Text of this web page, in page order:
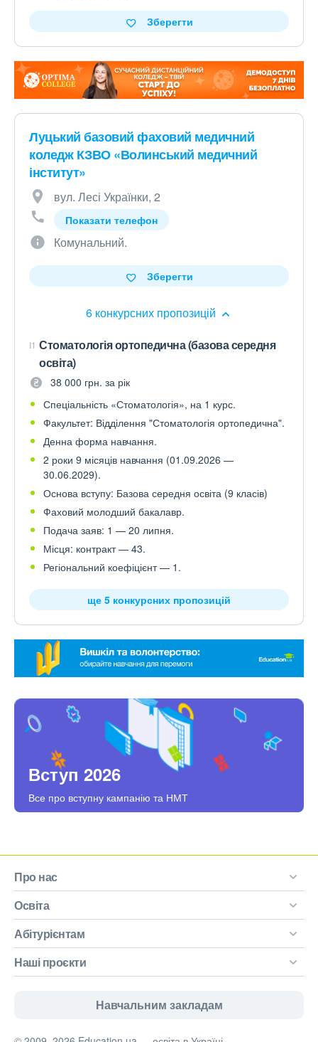
Зберегти
Луцький базовий фаховий медичний
коледж КЗВО «Волинський медичний
інститут»
вул. Лесі Українки, 2
Показати телефон
Комунальний.
6 конкурсних пропозицій
Зберегти
I1 Стоматологія ортопедична (базова середня
освіта)
38 000 грн. за рік
Спеціальність «Стоматологія», на 1 курс.
Факультет: Відділення "Стоматологія ортопедична".
Денна форма навчання.
2 роки 9 місяців навчання (01.09.2026 —
30.06.2029).
Основа вступу: Базова середня освіта (9 класів)
Фаховий молодший бакалавр.
Подача заяв: 1 — 20 липня.
Місця: контракт — 43.
Регіональний коефіцієнт — 1.
ще 5 конкурсних пропозицій
Вступ 2026
Все про вступну кампанію та НМТ
Про нас
Освіта
Абітурієнтам
Наші проєкти
Навчальним закладам